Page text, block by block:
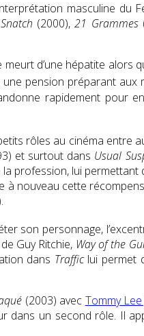
masculine du
Snatch (2000),21 Grammes
d’une hépatite alors
pension préparant
rapidement pour
rôles au cinéma entre
et surtout dans Usual
profession, lui permettant
nouveau cette
son personnage,
Guy Ritchie, Way of the
dans Trafficlui permet
(2003) avec Tommy
dans un second rôle. Il